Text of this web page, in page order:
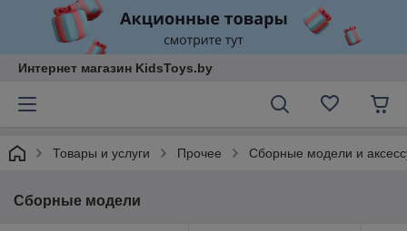
Интернет магазин KidsToys.by
Товары и услуги Прочее Сборные модели и
Сборные модели